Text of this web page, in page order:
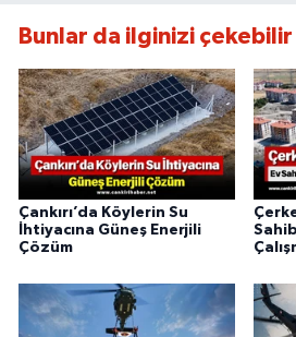
Bunlar da ilginizi çekebilir
Çankırı’da Köylerin Su
İhtiyacına Güneş Enerjili
Çözüm